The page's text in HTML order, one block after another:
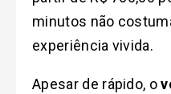
minutos não
experiência vivida.
Apesar de rápido, o